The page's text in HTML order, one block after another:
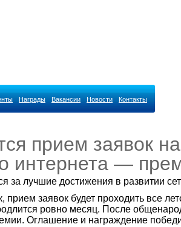
Награды Вакансии Новости Контакты
прием заявок
интернета —
за лучшие достижения в развитии
заявок будет проходить все
ровно месяц. После
Оглашение и награждение